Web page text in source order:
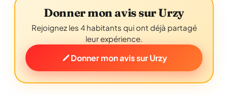
Donner mon avis sur Urzy
Rejoignez les 4 habitants qui ont déjà partagé
leur expérience.
Donner mon avis sur Urzy